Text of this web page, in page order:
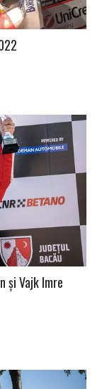
și Vajk Imre